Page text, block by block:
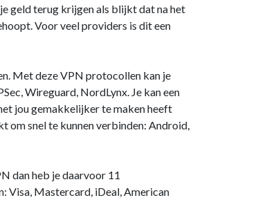
geld terug krijgen als blijkt dat na het
Voor veel providers is dit een
Met deze VPN protocollen kan je
Wireguard, NordLynx. Je kan een
jou gemakkelijker te maken heeft
om snel te kunnen verbinden: Android,
dan heb je daarvoor 11
Visa, Mastercard, iDeal, American